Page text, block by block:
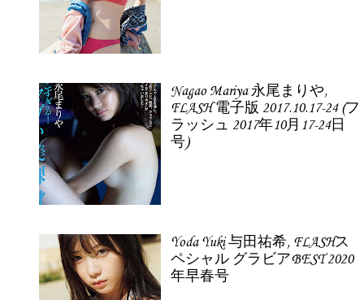
Nagao Mariya 永尾まりや,
FLASH 電子版 2017.10.17-24 (フ
ラッシュ 2017年10月17-24日
号)
Yoda Yuki 与田祐希, FLASHス
ペシャル グラビアBEST 2020
年早春号